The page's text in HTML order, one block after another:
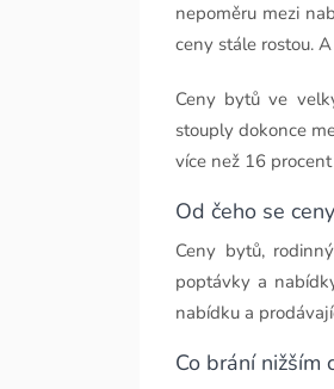
nepoměru mezi
ceny stále rostou.
Ceny bytů ve
stouply dokonce
více než 16
Od čeho se
Ceny bytů,
poptávky a
nabídku a
Co brání nižším